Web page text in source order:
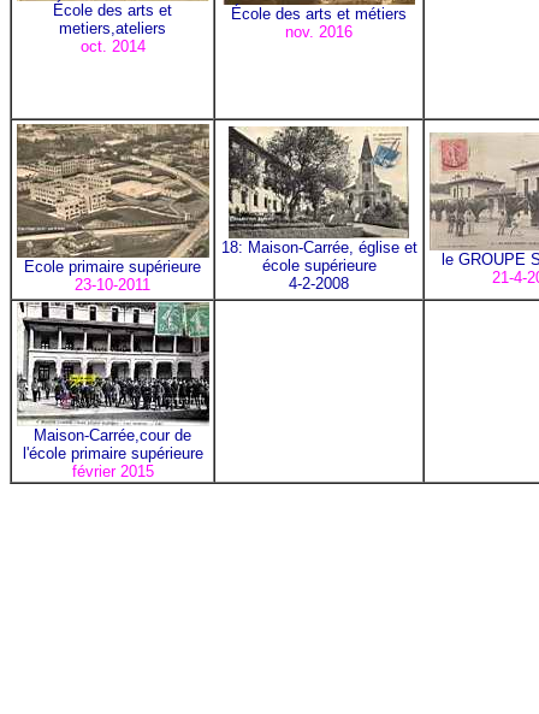
École des arts et
metiers,ateliers
oct. 2014
École des arts et métiers
nov. 2016
Ecole primaire supérieure
23-10-2011
18: Maison-Carrée, église et
école supérieure
4-2-2008
le GROUPE
21-4-
Maison-Carrée,cour de
l'école primaire supérieure
février 2015